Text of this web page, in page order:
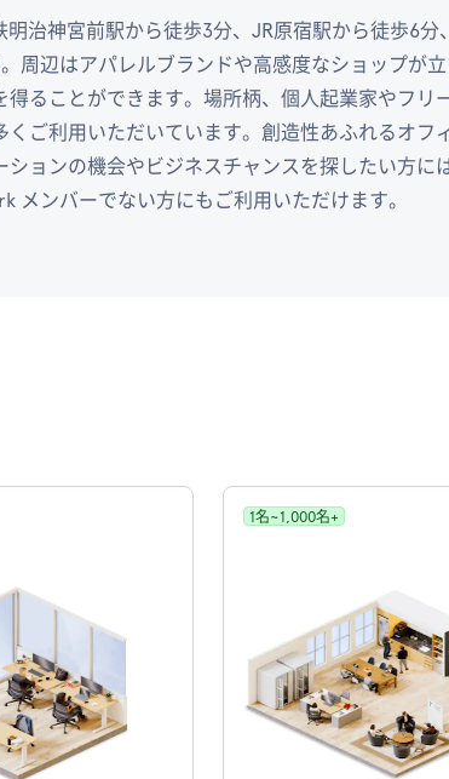
治神宮前駅から徒歩3分、JR原宿駅から徒歩6分
周辺はアパレルブランドや高感度なショップが
ることができます。場所柄、個人起業家やフリ
ご利用いただいています。創造性あふれるオフ
ョンの機会やビジネスチャンスを探したい方に
メンバーでない方にもご利用いただけます。
1名~1,000名+